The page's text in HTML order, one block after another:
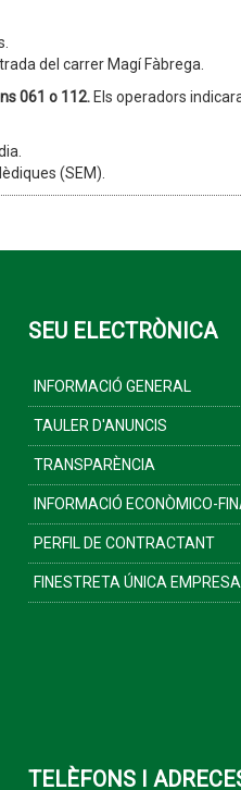
del carrer Magí Fàbrega.
061 o 112. Els operadors
(SEM).
SEU ELECTRÒNICA
INFORMACIÓ GENERAL
TAULER D'ANUNCIS
TRANSPARÈNCIA
INFORMACIÓ ECONÒMICO-
PERFIL DE CONTRACTANT
FINESTRETA ÚNICA
TELÈFONS I